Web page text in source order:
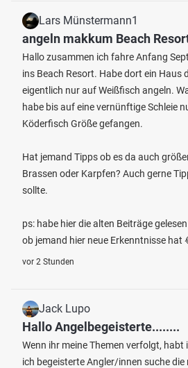
Lars Münstermann1
angeln makkum Beach
Hallo zusammen ich fahre Anfang
ins Beach Resort. Habe dort ein Haus
eigentlich nur auf Weißfisch angeln.
habe bis auf eine vernünftige Schleie
Köderfisch Größe gefangen.
Hat jemand Tipps ob es da auch
Brassen oder Karpfen? Auch gerne
sollte.
ps: habe hier die alten Beiträge
ob jemand hier neue Erkenntnisse hat
vor 2 Stunden
Jack Lupo
Hallo Angelbegeisterte........
Wenn ihr meine Themen verfolgt, habt
ich begeisterte Angler/innen suche